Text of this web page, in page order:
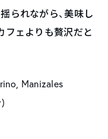
られながら、美味し
フェよりも贅沢だと
Manizales